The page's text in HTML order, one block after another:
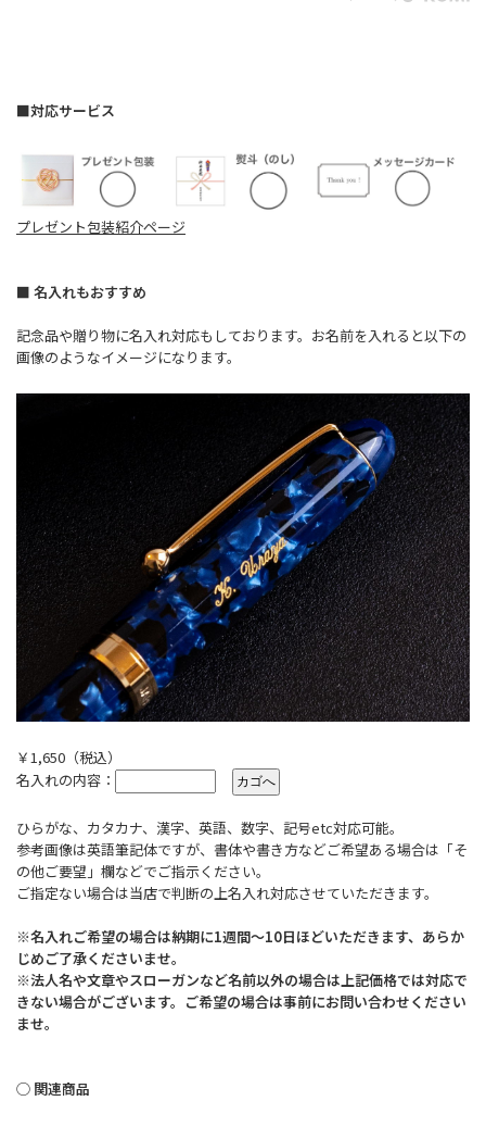
■対応サービス
プレゼント包装紹介ページ
■ 名入れもおすすめ
記念品や贈り物に名入れ対応もしております。お名前を入れると以下の
画像のようなイメージになります。
￥1,650（税込）
名入れの内容：
ひらがな、カタカナ、漢字、英語、数字、記号etc対応可能。
参考画像は英語筆記体ですが、書体や書き方などご希望ある場合は「そ
の他ご要望」欄などでご指示ください。
ご指定ない場合は当店で判断の上名入れ対応させていただきます。
※名入れご希望の場合は納期に1週間〜10日ほどいただきます、あらか
じめご了承くださいませ。
※法人名や文章やスローガンなど名前以外の場合は上記価格では対応で
きない場合がございます。ご希望の場合は事前にお問い合わせください
ませ。
◯ 関連商品